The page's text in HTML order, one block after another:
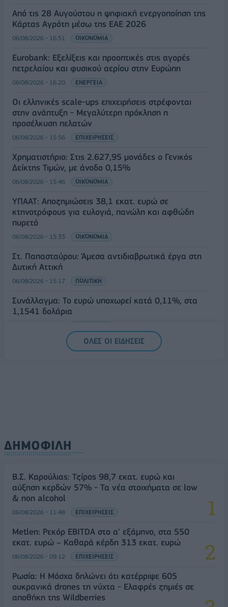
Από τις 28 Αυγούστου η ψηφιακή ενεργοποίηση της
Κάρτας Αγρότη μέσω της ΕΑΕ 2026
06/08/2026 - 16:51 ΟΙΚΟΝΟΜΙΑ
Eurobank: Εξελίξεις και προοπτικές στις αγορές
πετρελαίου και φυσικού αερίου στην Ευρώπη
06/08/2026 - 16:20 ΕΝΕΡΓΕΙΑ
Οι ελληνικές scale-ups επιχειρήσεις στρέφονται
στην ανάπτυξη - Μεγαλύτερη πρόκληση η
προσέλκυση πελατών
06/08/2026 - 15:56 ΕΠΙΧΕΙΡΗΣΕΙΣ
Χρηματιστήριο: Στις 2.627,95 μονάδες ο Γενικός
Δείκτης Τιμών, με άνοδο 0,15%
06/08/2026 - 15:46 ΟΙΚΟΝΟΜΙΑ
ΥΠΑΑΤ: Αποζημιώσεις 38,1 εκατ. ευρώ σε
κτηνοτρόφους για ευλογιά, πανώλη και αφθώδη
πυρετό
06/08/2026 - 15:33 ΟΙΚΟΝΟΜΙΑ
Στ. Παπασταύρου: Άμεσα αντιδιαβρωτικά έργα στη
Δυτική Αττική
06/08/2026 - 15:17 ΠΟΛΙΤΙΚΗ
Συνάλλαγμα: Το ευρώ υποχωρεί κατά 0,11%, στα
1,1541 δολάρια
ΟΛΕΣ ΟΙ ΕΙΔΗΣΕΙΣ
ΔΗΜΟΦΙΛΗ
Β.Σ. Καρούλιας: Τζίρος 98,7 εκατ. ευρώ και
αύξηση κερδών 57% - Τα νέα στοιχήματα σε low
& non alcohol
06/08/2026 - 11:48 ΕΠΙΧΕΙΡΗΣΕΙΣ
Metlen: Ρεκόρ EBITDA στο α' εξάμηνο, στα 550
εκατ. ευρώ – Καθαρά κέρδη 313 εκατ. ευρώ
06/08/2026 - 09:12 ΕΠΙΧΕΙΡΗΣΕΙΣ
Ρωσία: Η Μόσχα δηλώνει ότι κατέρριψε 605
ουκρανικά drones τη νύχτα - Ελαφρές ζημιές σε
αποθήκη της Wildberries